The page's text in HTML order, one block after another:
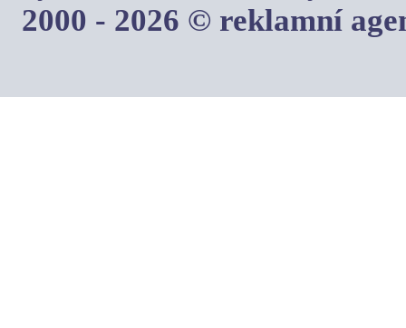
2000 - 2026 © reklamní